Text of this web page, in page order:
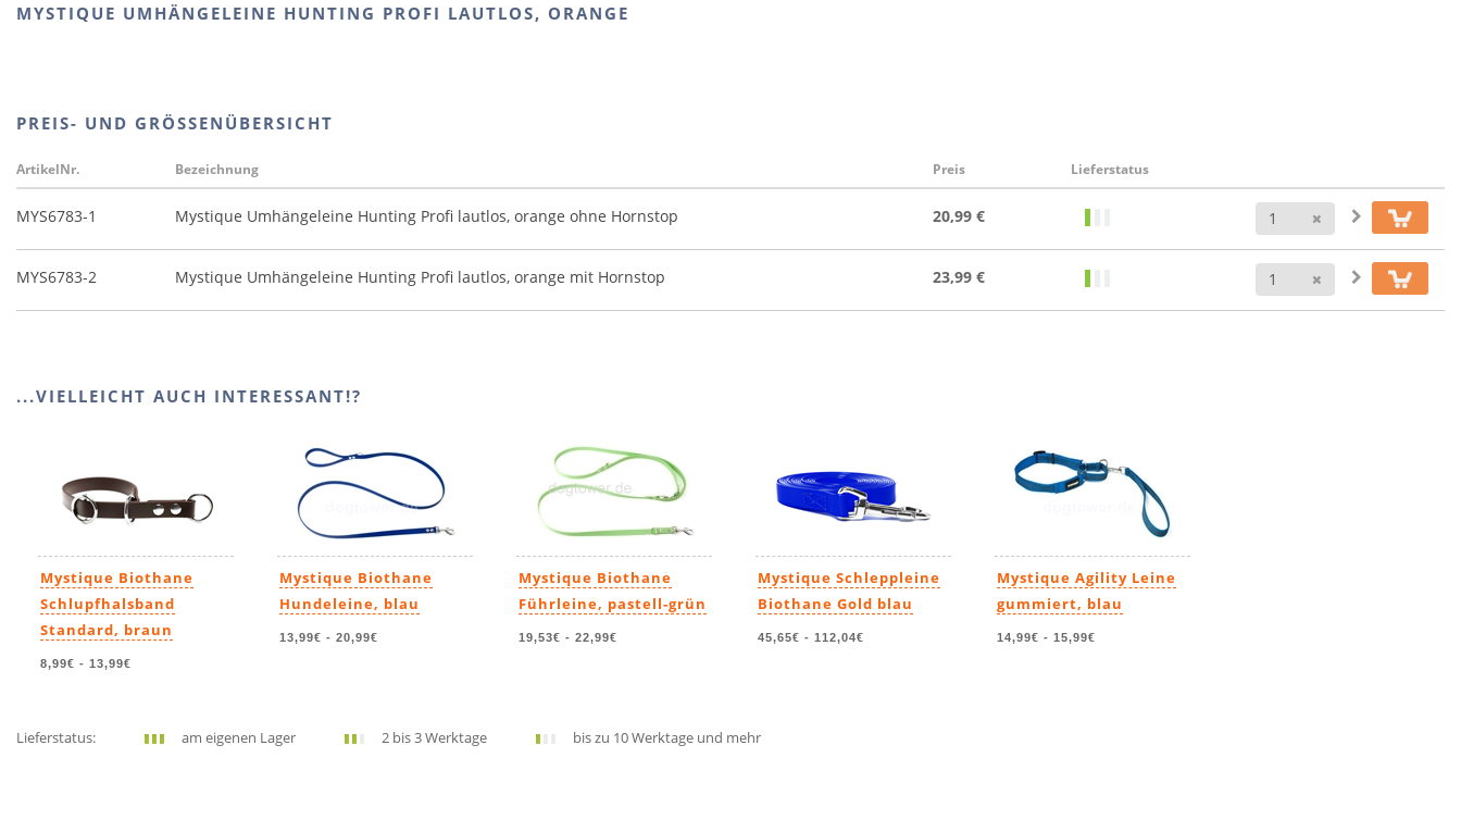
MYSTIQUE UMHÄNGELEINE HUNTING PROFI LAUTLOS, ORANGE
PREIS- UND GRÖSSENÜBERSICHT
ArtikelNr. Bezeichnung Preis Lieferstatus
MYS6783-1 Mystique Umhängeleine Hunting Profi lautlos, orange ohne Hornstop 20,99 € Anzahl
MYS6783-2 Mystique Umhängeleine Hunting Profi lautlos, orange mit Hornstop 23,99 € Anzahl
...VIELLEICHT AUCH INTERESSANT!?
Mystique Biothane
Schlupfhalsband
Standard, braun
8,99€ - 13,99€
Mystique Biothane
Hundeleine, blau
13,99€ - 20,99€
Mystique Biothane
Führleine, pastell-grün
19,53€ - 22,99€
Mystique Schleppleine
Biothane Gold blau
45,65€ - 112,04€
Mystique Agility Leine
gummiert, blau
14,99€ - 15,99€
Lieferstatus: am eigenen Lager 2 bis 3 Werktage bis zu 10 Werktage und mehr